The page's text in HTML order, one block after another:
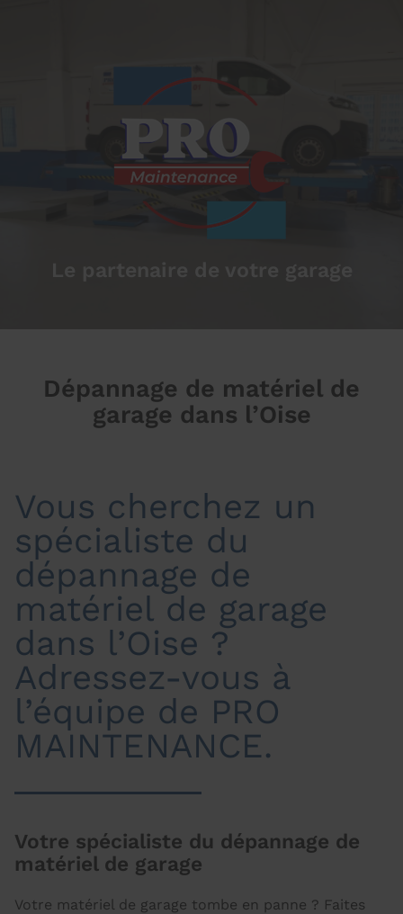
Dépannage de matériel de
garage dans l’Oise
Vous cherchez un
spécialiste du
dépannage de
matériel de garage
dans l’Oise ?
Adressez-vous à
l’équipe de PRO
MAINTENANCE.
Votre spécialiste du dépannage de
matériel de garage
Votre matériel de garage tombe en panne ? Faites